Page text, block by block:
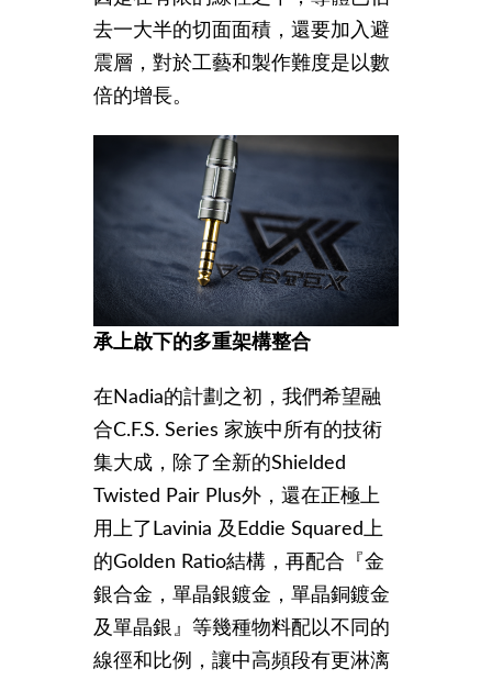
去一大半的切面面積，還要加入避
震層，對於工藝和製作難度是以數
倍的增長。
承上啟下的多重架構整合
在Nadia的計劃之初，我們希望融
合C.F.S. Series 家族中所有的技術
集大成，除了全新的Shielded
Twisted Pair Plus外，還在正極上
用上了Lavinia 及Eddie Squared上
的Golden Ratio結構，再配合『金
銀合金，單晶銀鍍金，單晶銅鍍金
及單晶銀』等幾種物料配以不同的
線徑和比例，讓中高頻段有更淋漓